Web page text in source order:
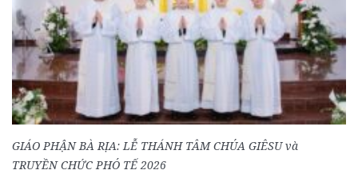
GIÁO PHẬN BÀ RỊA: LỄ THÁNH TÂM CHÚA GIÊSU và
TRUYỀN CHỨC PHÓ TẾ 2026